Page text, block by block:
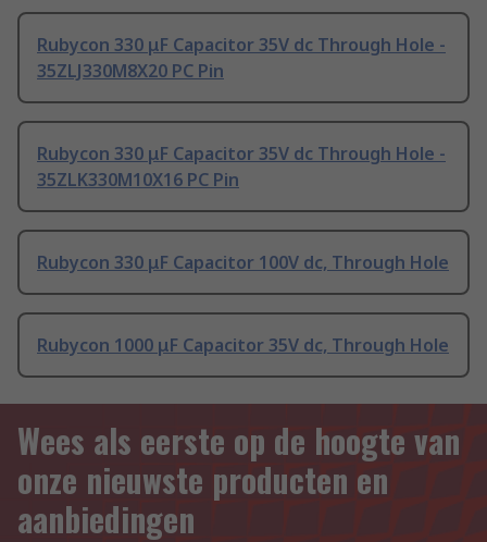
Rubycon 330 μF Capacitor 35V dc Through Hole -
35ZLJ330M8X20 PC Pin
Rubycon 330 μF Capacitor 35V dc Through Hole -
35ZLK330M10X16 PC Pin
Rubycon 330 μF Capacitor 100V dc, Through Hole
Rubycon 1000 μF Capacitor 35V dc, Through Hole
Wees als eerste op de hoogte van
onze nieuwste producten en
aanbiedingen